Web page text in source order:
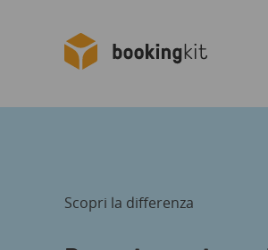
Scopri la differenza